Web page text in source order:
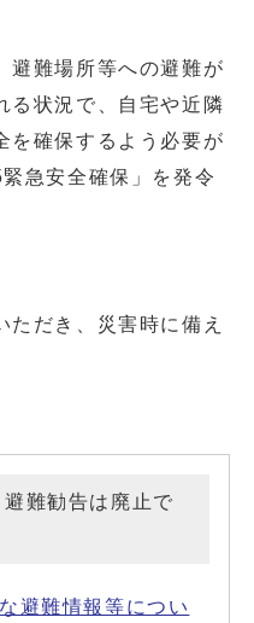
避難場所等への避難が
る状況で、自宅や近隣
を確保するよう必要が
急安全確保」を発令
ただき、災害時に備え
難勧告は廃止で
避難情報等につい